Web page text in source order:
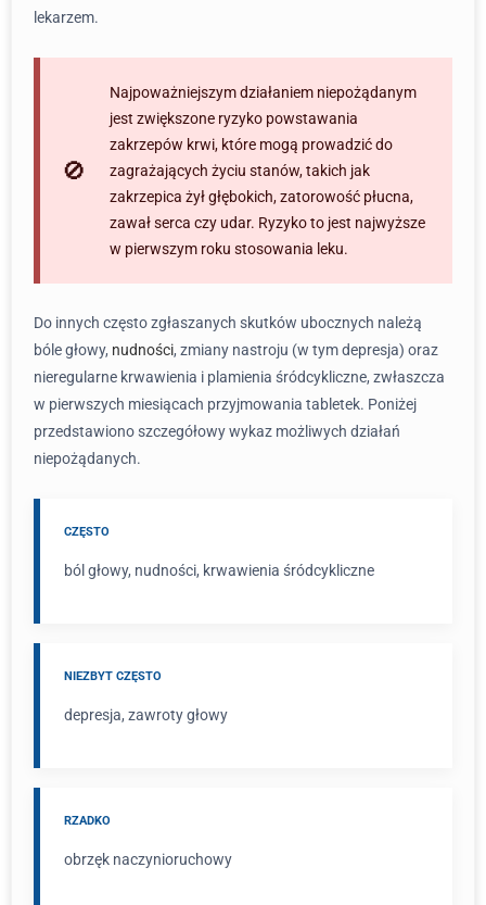
lekarzem.
Najpoważniejszym działaniem niepożądanym
jest zwiększone ryzyko powstawania
zakrzepów krwi, które mogą prowadzić do
zagrażających życiu stanów, takich jak
zakrzepica żył głębokich, zatorowość płucna,
zawał serca czy udar. Ryzyko to jest najwyższe
w pierwszym roku stosowania leku.
Do innych często zgłaszanych skutków ubocznych należą
bóle głowy, nudności, zmiany nastroju (w tym depresja) oraz
nieregularne krwawienia i plamienia śródcykliczne, zwłaszcza
w pierwszych miesiącach przyjmowania tabletek. Poniżej
przedstawiono szczegółowy wykaz możliwych działań
niepożądanych.
CZĘSTO
ból głowy, nudności, krwawienia śródcykliczne
NIEZBYT CZĘSTO
depresja, zawroty głowy
RZADKO
obrzęk naczynioruchowy